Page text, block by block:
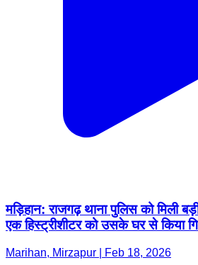
मड़िहान: राजगढ़ थाना पुलिस को मिली
एक हिस्ट्रीशीटर को उसके घर से किया
Marihan, Mirzapur | Feb 18, 2026